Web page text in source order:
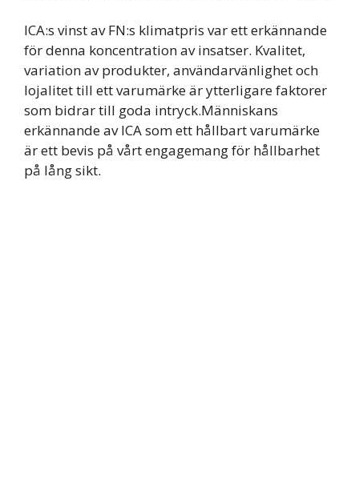
ICA:s vinst av FN:s klimatpris var ett erkännande
för denna koncentration av insatser. Kvalitet,
variation av produkter, användarvänlighet och
lojalitet till ett varumärke är ytterligare faktorer
som bidrar till goda intryck.Människans
erkännande av ICA som ett hållbart varumärke
är ett bevis på vårt engagemang för hållbarhet
på lång sikt.